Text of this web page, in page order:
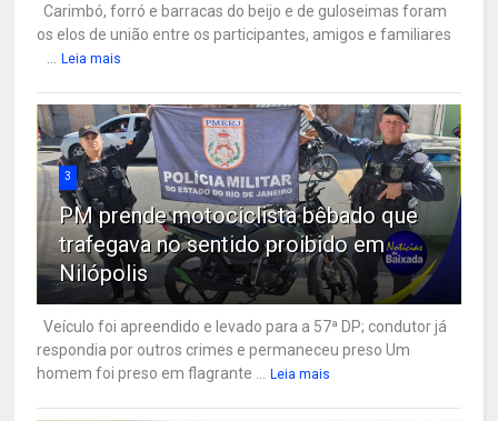
Carimbó, forró e barracas do beijo e de guloseimas foram
os elos de união entre os participantes, amigos e familiares
Leia mais
3
PM prende motociclista bêbado que
trafegava no sentido proibido em
Nilópolis
Veículo foi apreendido e levado para a 57ª DP; condutor já
respondia por outros crimes e permaneceu preso Um
homem foi preso em flagrante ...
Leia mais